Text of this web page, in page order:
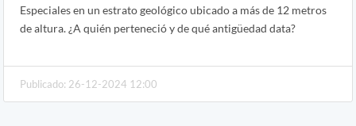
Especiales en un estrato geológico ubicado a más de 12 metros
de altura. ¿A quién perteneció y de qué antigüedad data?
Publicado: 26-12-2024 12:00